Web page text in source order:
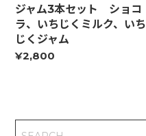
ジャム3本セット ショコ
ラ、いちじくミルク、いち
じくジャム
¥2,800